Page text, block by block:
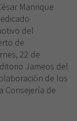
Manrique
del
de
22 de
Jameos del
de los
Consejería de